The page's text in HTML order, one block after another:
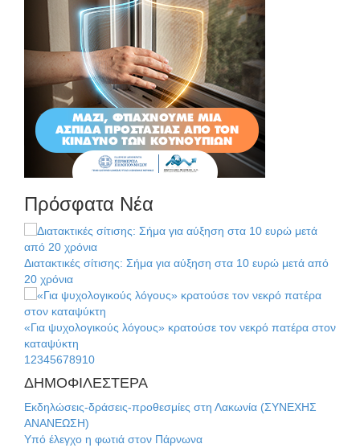
Πρόσφατα Νέα
Διατακτικές σίτισης: Σήμα για αύξηση στα 10 ευρώ μετά από
20 χρόνια
«Για ψυχολογικούς λόγους» κρατούσε τον νεκρό πατέρα στον
καταψύκτη
Kastoras River Festival 2026: Ένα νέο μουσικό φεστιβάλ
γεννιέται στις όχθες του ποταμού στο Καστόρειο
1 2345678910
ΔΗΜΟΦΙΛΕΣΤΕΡΑ
Εκδηλώσεις-δράσεις-προθεσμίες στη Λακωνία (ΣΥΝΕΧΗΣ
ΑΝΑΝΕΩΣΗ)
Υπό έλεγχο η φωτιά στον Πάρνωνα